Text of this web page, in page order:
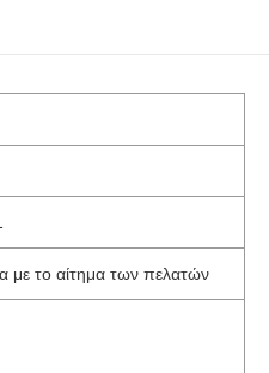
με το αίτημα των πελατών